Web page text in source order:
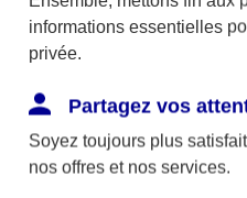
14 627 854,68 €
Versailles
Victorien Sardou
informations essentielles
privée.
Partagez vos
Soyez toujours plus
nos offres et nos services.